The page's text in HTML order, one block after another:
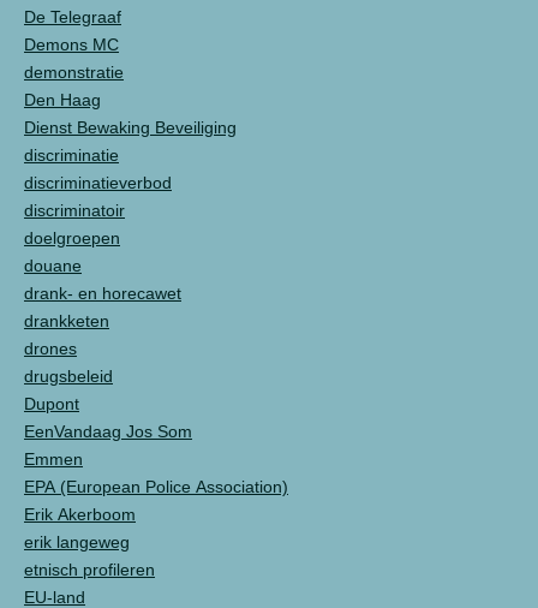
De Telegraaf
Demons MC
demonstratie
Den Haag
Dienst Bewaking Beveiliging
discriminatie
discriminatieverbod
discriminatoir
doelgroepen
douane
drank- en horecawet
drankketen
drones
drugsbeleid
Dupont
EenVandaag Jos Som
Emmen
EPA (European Police Association)
Erik Akerboom
erik langeweg
etnisch profileren
EU-land